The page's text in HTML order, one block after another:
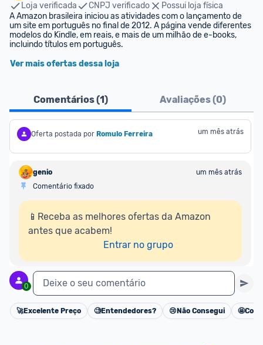
Loja verificada
CNPJ verificado
Possui loja física
A Amazon brasileira iniciou as atividades com o lançamento de
um site em português no final de 2012. A página vende diferentes
modelos do Kindle, em reais, e mais de um milhão de e-books,
incluindo títulos em português.
Ver mais ofertas dessa loja
Comentários (1) Avaliações (0)
Oferta postada por Romulo Ferreira um mês atrás
genio
um mês atrás
Comentário fixado
📱Receba as melhores ofertas da Amazon
antes que acabem!
Entrar no grupo
0 Deixe o seu comentário
Cancelar
🚀Excelente Preço 🧐Entendedores? 😢 Não Consegui 🤩